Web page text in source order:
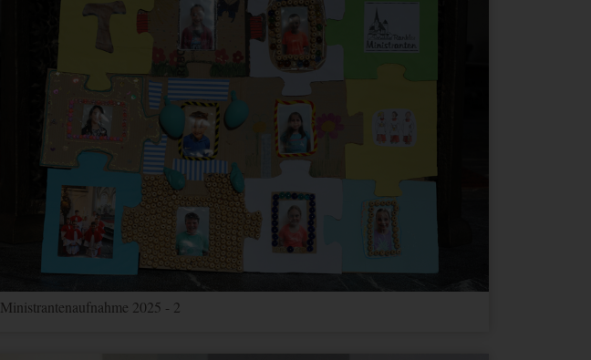
Ministrantenaufnahme 2025 - 2